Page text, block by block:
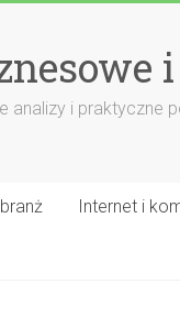
i praktyczne
Internet i